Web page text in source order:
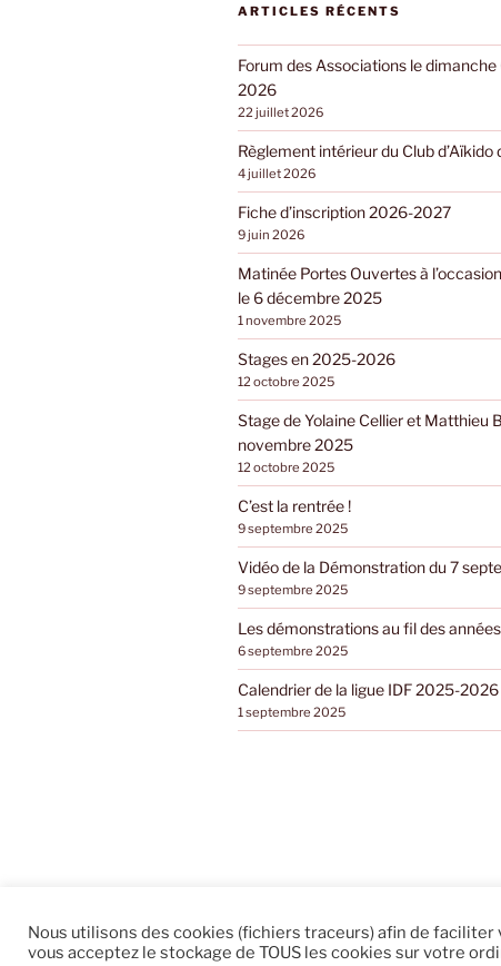
ARTICLES RÉCENTS
Forum des Associations le
2026
22 juillet 2026
Règlement intérieur du Club d’Aïkido
4 juillet 2026
Fiche d’inscription 2026-2027
9 juin 2026
Matinée Portes Ouvertes à
le 6 décembre 2025
1 novembre 2025
Stages en 2025-2026
12 octobre 2025
Stage de Yolaine Cellier et Matthieu
novembre 2025
12 octobre 2025
C’est la rentrée !
9 septembre 2025
Vidéo de la Démonstration du 7
9 septembre 2025
Les démonstrations au fil des années
6 septembre 2025
Calendrier de la ligue IDF 2025-2026
1 septembre 2025
Nous utilisons des cookies (fichiers traceurs) afin de
vous acceptez le stockage de TOUS les cookies sur votre